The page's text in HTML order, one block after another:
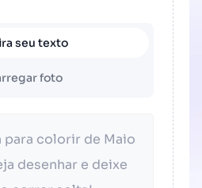
seu texto
foto